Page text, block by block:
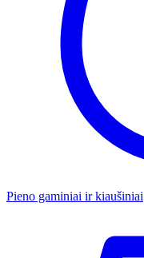
Pieno gaminiai ir kiaušiniai